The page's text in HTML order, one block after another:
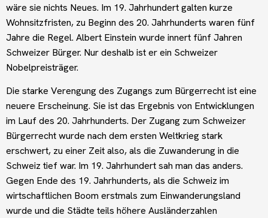
wäre sie nichts Neues. Im 19. Jahrhundert galten kurze
Wohnsitzfristen, zu Beginn des 20. Jahrhunderts waren fünf
Jahre die Regel. Albert Einstein wurde innert fünf Jahren
Schweizer Bürger. Nur deshalb ist er ein Schweizer
Nobelpreisträger.
Die starke Verengung des Zugangs zum Bürgerrecht ist eine
neuere Erscheinung. Sie ist das Ergebnis von Entwicklungen
im Lauf des 20. Jahrhunderts. Der Zugang zum Schweizer
Bürgerrecht wurde nach dem ersten Weltkrieg stark
erschwert, zu einer Zeit also, als die Zuwanderung in die
Schweiz tief war. Im 19. Jahrhundert sah man das anders.
Gegen Ende des 19. Jahrhunderts, als die Schweiz im
wirtschaftlichen Boom erstmals zum Einwanderungsland
wurde und die Städte teils höhere Ausländerzahlen